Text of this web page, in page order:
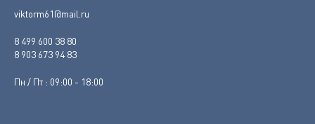
viktorm61@mail.ru
8 499 600 38 80
8 903 673 94 83
Пн / Пт : 09:00 - 18:00